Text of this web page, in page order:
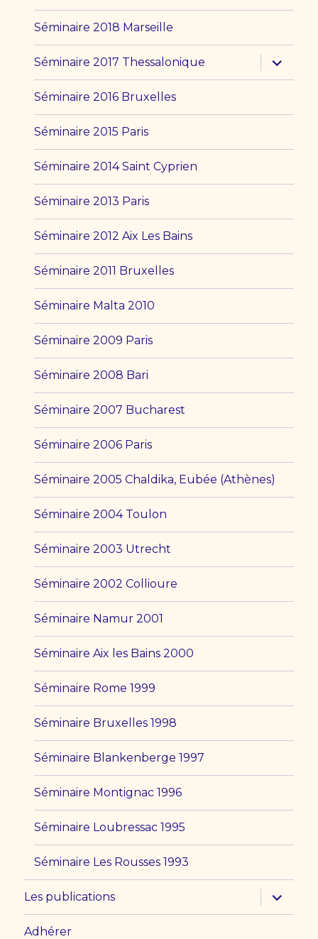
Séminaire 2018 Marseille
Séminaire 2017 Thessalonique
ouvrir
le
sous-
Séminaire 2016 Bruxelles
Séminaire 2015 Paris
Séminaire 2014 Saint Cyprien
Séminaire 2013 Paris
Séminaire 2012 Aix Les Bains
Séminaire 2011 Bruxelles
Séminaire Malta 2010
Séminaire 2009 Paris
Séminaire 2008 Bari
Séminaire 2007 Bucharest
Séminaire 2006 Paris
Séminaire 2005 Chaldika, Eubée (Athènes)
Séminaire 2004 Toulon
Séminaire 2003 Utrecht
Séminaire 2002 Collioure
Séminaire Namur 2001
Séminaire Aix les Bains 2000
Séminaire Rome 1999
Séminaire Bruxelles 1998
Séminaire Blankenberge 1997
Séminaire Montignac 1996
Séminaire Loubressac 1995
Séminaire Les Rousses 1993
Les publications
ouvrir
le
sous-
Adhérer